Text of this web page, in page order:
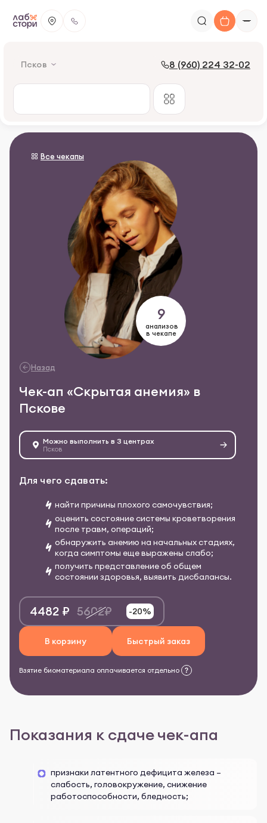
Псков 8 (960) 224 32-02
Назад
Все чекапы
Чек-ап «Скрытая анемия» в
Пскове
Можно выполнить в 3 центрах
Псков
Для чего сдавать:
найти причины плохого самочувствия;
оценить состояние системы кроветворения
после травм, операций;
обнаружить анемию на начальных стадиях,
когда симптомы еще выражены слабо;
получить представление об общем
состоянии здоровья, выявить дисбалансы.
В корзину Быстрый заказ
4482 ₽ 5602₽ -20%
Взятие биоматериала оплачивается отдельно
9
анализов
в чекапе
Показания к сдаче чек-апа
признаки латентного дефицита железа –
слабость, головокружение, снижение
работоспособности, бледность;